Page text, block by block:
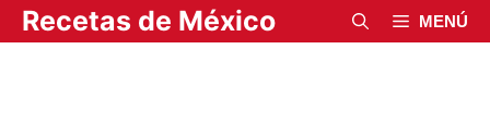
Saltar
al
Recetas de México MENÚ